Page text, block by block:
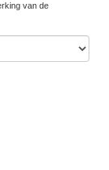
van de